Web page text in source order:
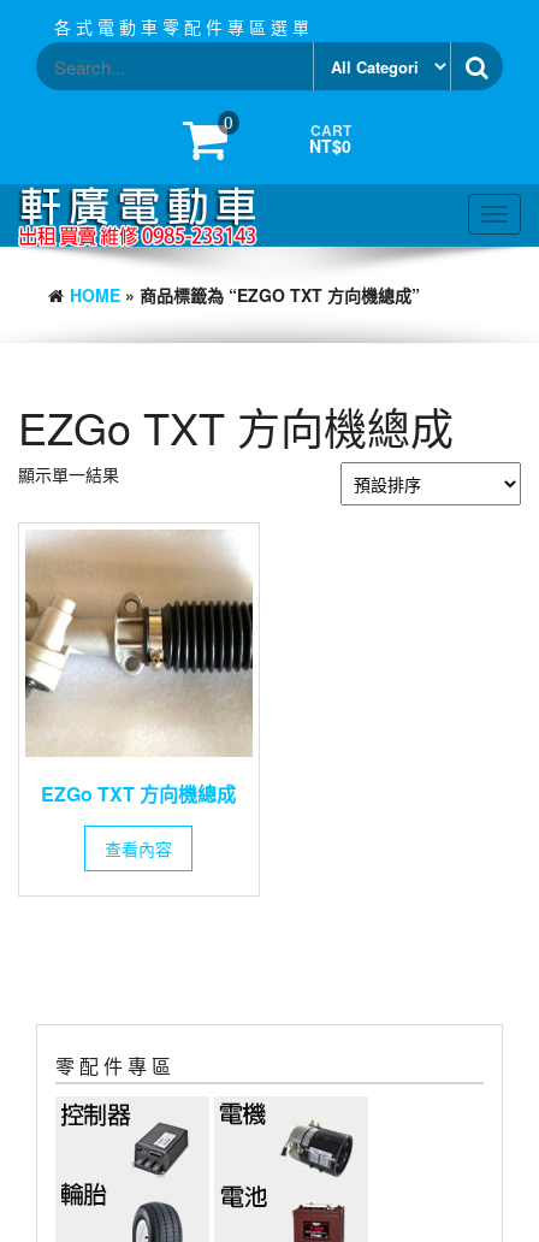
content
各 式 電 動 車 零 配 件 專 區 選 單
0 CART
NT$0
HOME » 商品標籤為 “EZGO TXT 方向機總成”
EZGo TXT 方向機總成
顯示單一結果
EZGo TXT 方向機總成
查看內容
零 配 件 專 區